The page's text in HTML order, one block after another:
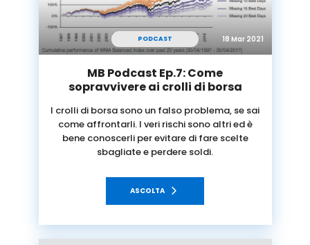
PODCAST 18 Mar 2021
MB Podcast Ep.7: Come
sopravvivere ai crolli di borsa
I crolli di borsa sono un falso problema, se sai
come affrontarli. I veri rischi sono altri ed è
bene conoscerli per evitare di fare scelte
sbagliate e perdere soldi.
ASCOLTA